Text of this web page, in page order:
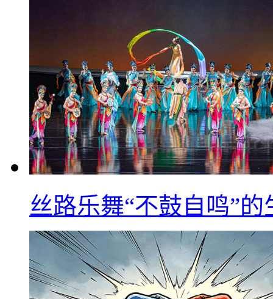
丝路乐舞“不鼓自鸣”